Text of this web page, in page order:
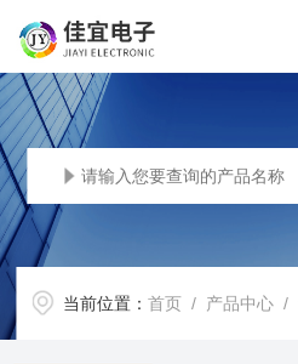
当前位置：首页 / 产品中心 /